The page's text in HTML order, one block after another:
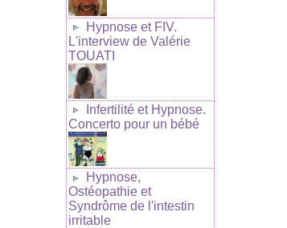
Hypnose et FIV.
L'interview de Valérie
TOUATI
Infertilité et Hypnose.
Concerto pour un bébé
Hypnose,
Ostéopathie et
Syndrôme de l'intestin
irritable